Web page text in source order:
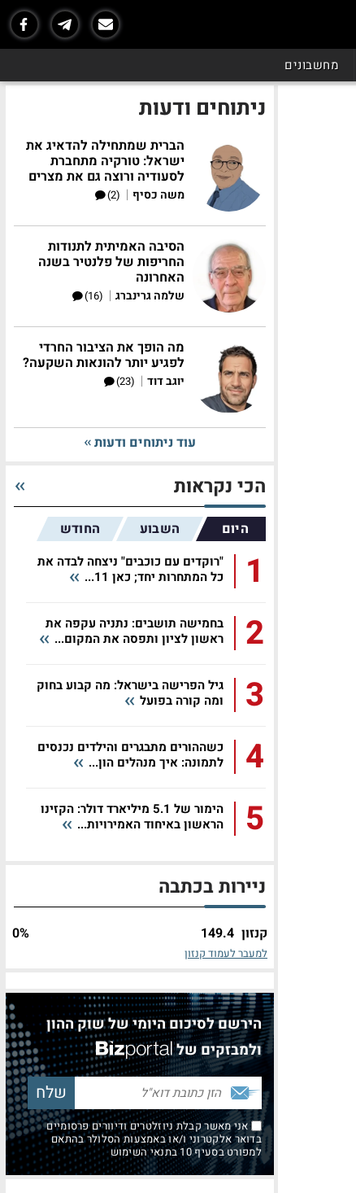
מחשבונים
ניתוחים ודעות
הברית שמתחילה להדאיג את
ישראל: טורקיה מתחברת
לסעודיה ורוצה גם את מצרים
משה כסיף |
(2)
הסיבה האמיתית לתנודות
החריפות של פלנטיר בשנה
האחרונה
שלמה גרינברג |
(16)
מה הופך את הציבור החרדי
לפגיע יותר להונאות השקעה?
יוגב דוד |
(23)
עוד ניתוחים ודעות
הכי נקראות
היום השבוע החודש
1
"רוקדים עם כוכבים" ניצחה לבדה את
כל המתחרות יחד; כאן 11...
2
בחמישה תושבים: נתניה עקפה את
ראשון לציון ותפסה את המקום...
3
גיל הפרישה בישראל: מה קבוע בחוק
ומה קורה בפועל
4
כשההורים מתבגרים והילדים נכנסים
לתמונה: איך מנהלים הון...
5
הימור של 5.1 מיליארד דולר: הקזינו
הראשון באיחוד האמירויות...
ניירות בכתבה
קנזון 149.4
0%
למעבר לעמוד קנזון
הירשם לסיכום היומי של שוק ההון
ולמבזקים של
אני מאשר קבלת ניוזלטרים ודיוורים פרסומיים
בדואר אלקטרוני ו/או באמצעות הסלולר בהתאם
למפורט בסעיף 10 בתנאי השימוש